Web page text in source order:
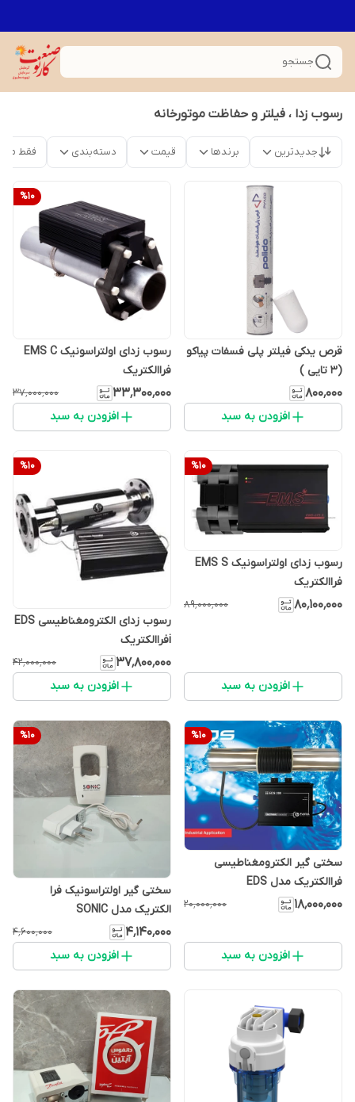
جستجو
رسوب زدا ، فیلتر و حفاظت موتورخانه
جدیدترین برندها قیمت دسته‌بندی فقط
قرص یدکی فیلتر پلی فسفات پیاکو
(3 تایی )
۸۰۰٬۰۰۰
افزودن به سبد
%10
رسوب زدای اولتراسونیک EMS C
فراالکتریک
۳۳٬۳۰۰٬۰۰۰ ۳۷٬۰۰۰٬۰۰۰
افزودن به سبد
%10
رسوب زدای اولتراسونیک EMS S
فراالکتریک
۸۰٬۱۰۰٬۰۰۰ ۸۹٬۰۰۰٬۰۰۰
افزودن به سبد
%10
رسوب زدای الکترومغناطیسی EDS
iفراالکتریک
۳۷٬۸۰۰٬۰۰۰ ۴۲٬۰۰۰٬۰۰۰
افزودن به سبد
%10
سختی گیر الکترومغناطیسی
فراالکتریک مدل EDS
۱۸٬۰۰۰٬۰۰۰ ۲۰٬۰۰۰٬۰۰۰
افزودن به سبد
%10
سختی گیر اولتراسونیک فرا
الکتریک مدل SONIC
۴٬۱۴۰٬۰۰۰ ۴٬۶۰۰٬۰۰۰
افزودن به سبد